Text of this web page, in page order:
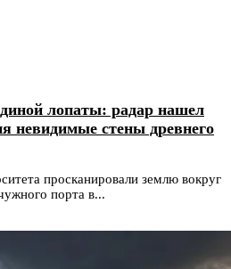
лопаты: радар нашел
невидимые стены древнего
просканировали землю вокруг
порта в...